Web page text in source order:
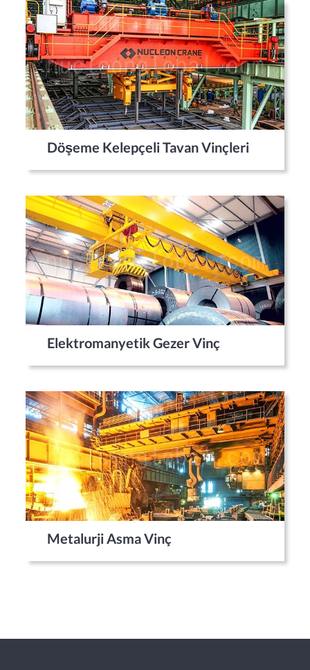
Döşeme Kelepçeli Tavan Vinçleri
Elektromanyetik Gezer Vinç
Metalurji Asma Vinç